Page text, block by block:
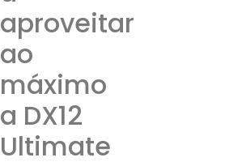
aproveitar
ao
máximo
a DX12
Ultimate